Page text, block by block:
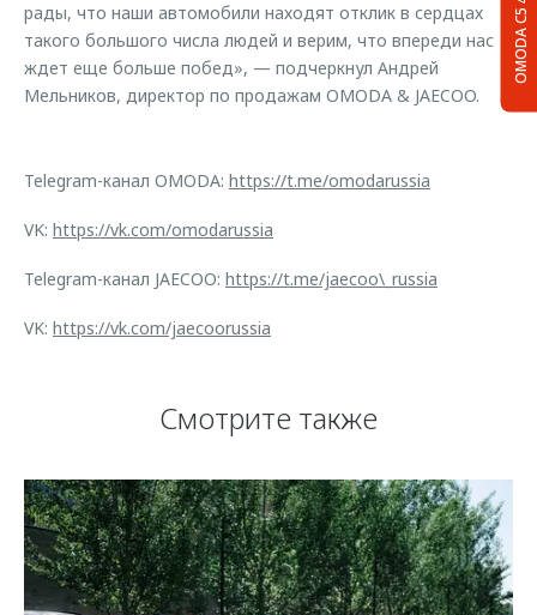
OMODA C5
рады, что наши автомобили находят отклик в сердцах
такого большого числа людей и верим, что впереди нас
ждет еще больше побед», — подчеркнул Андрей
Мельников, директор по продажам OMODA & JAECOO.
Telegram-канал OMODA: https://t.me/omodarussia
VK: https://vk.com/omodarussia
Telegram-канал JAECOO: https://t.me/jaecoo\_russia
VK: https://vk.com/jaecoorussia
Смотрите также